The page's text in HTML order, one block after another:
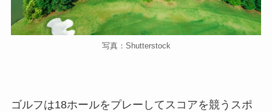
写真：Shutterstock
ゴルフは18ホールをプレーしてスコアを競うスポ